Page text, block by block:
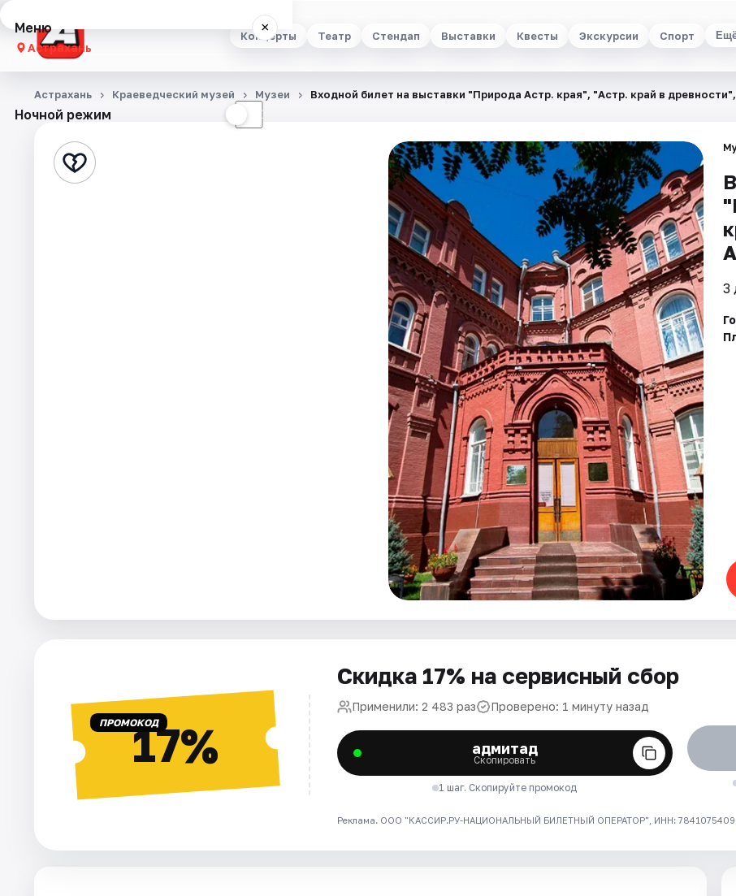
Концерты Театр Стендап Выставки Квесты Экскурсии Спорт
Меню ×
Астрахань
Концерты
Стендап
Ночной режим ☾
Астрахань Краеведческий музей Музеи Входной билет на выставки "Природа Астр. края", "Астр. край в
3
ПРОМОКОД17%
Скидка 17% на сервисный сбор
Применили: 2 483 раз Проверено: 1 минуту назад
адмитад
Скопировать
1 шаг. Скопируйте промокод
Реклама. ООО "КАССИР.РУ-НАЦИОНАЛЬНЫЙ БИЛЕТНЫЙ ОПЕРАТОР", ИНН: 7841075409